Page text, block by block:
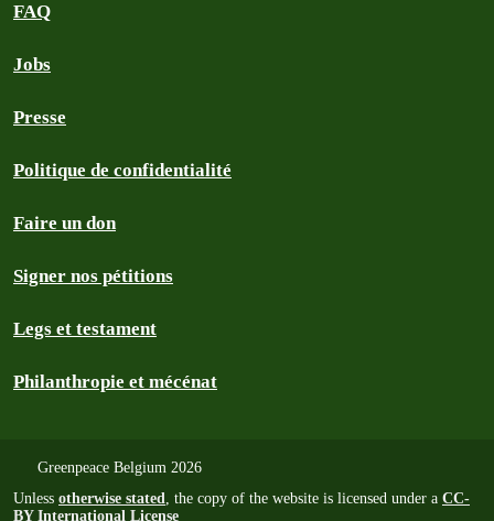
FAQ
Jobs
Presse
Politique de confidentialité
Faire un don
Signer nos pétitions
Legs et testament
Philanthropie et mécénat
Greenpeace Belgium 2026
Unless otherwise stated, the copy of the website is licensed under a CC-
BY International License